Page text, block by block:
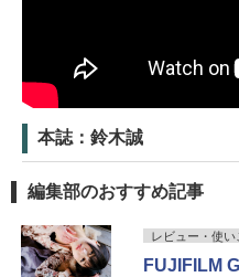
本誌：鈴木誠
編集部のおすすめ記事
レビュー・使い
FUJIFILM